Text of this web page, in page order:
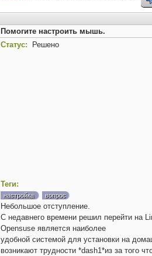
Помогите настроить мышь.
Статус:
Решено
Теги:
настройка вопрос
Небольшое отступление.
С недавнего времени решил перейти на
Opensuse является наиболее
удобной системой для установки на
возникают трудности *dash1*из за того